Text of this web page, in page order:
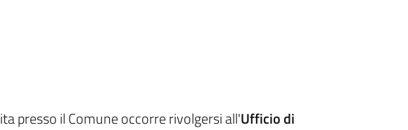
presso il Comune occorre rivolgersi all'Ufficio di